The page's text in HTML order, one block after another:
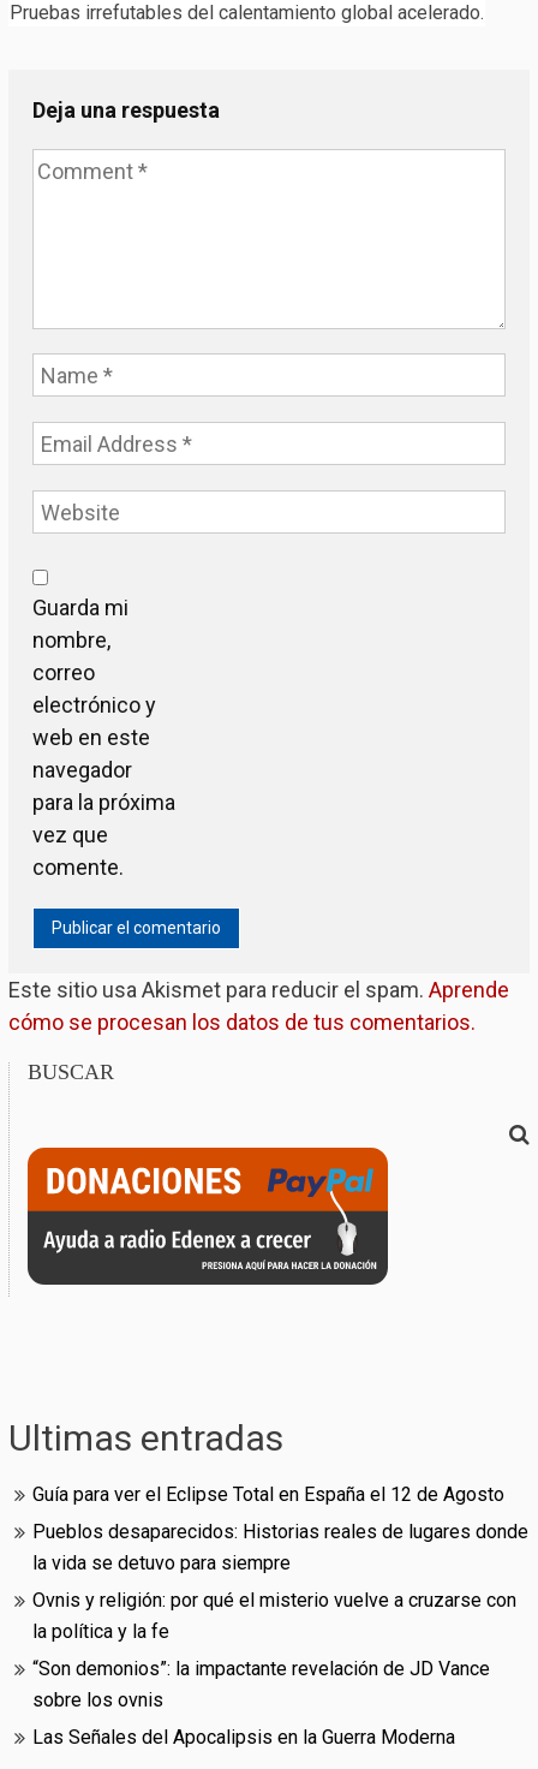
navigation
Pruebas irrefutables del calentamiento global acelerado.
Deja una respuesta
Guarda mi
nombre,
correo
electrónico y
web en este
navegador
para la próxima
vez que
comente.
Este sitio usa Akismet para reducir el spam. Aprende
cómo se procesan los datos de tus comentarios.
BUSCAR
Ultimas entradas
Guía para ver el Eclipse Total en España el 12 de Agosto
Pueblos desaparecidos: Historias reales de lugares donde
la vida se detuvo para siempre
Ovnis y religión: por qué el misterio vuelve a cruzarse con
la política y la fe
“Son demonios”: la impactante revelación de JD Vance
sobre los ovnis
Las Señales del Apocalipsis en la Guerra Moderna